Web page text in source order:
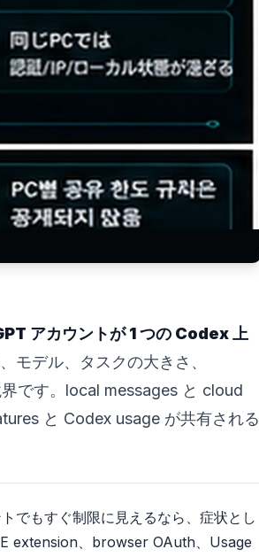
アカウントが 1 つの Codex 上
モデル、タスクの大きさ、
です。local messages と cloud
と Codex usage が共有される
でもすぐ制限に見えるなら、症状とし
extension、browser OAuth、Usage